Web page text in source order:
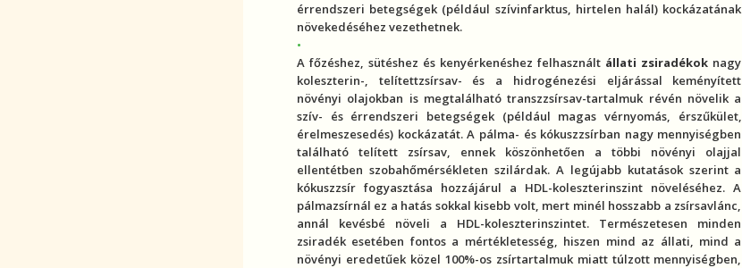
érrendszeri betegségek (például szívinfarktus, hirtelen halál) kockázatának
növekedéséhez vezethetnek.
A főzéshez, sütéshez és kenyérkenéshez felhasznált állati zsiradékok nagy
koleszterin-, telítettzsírsav- és a hidrogénezési eljárással keményített
növényi olajokban is megtalálhatótranszzsírsav-tartalmuk révén növelik a
szív- és érrendszeri betegségek (például magas vérnyomás, érszűkület,
érelmeszesedés) kockázatát. A pálma- és kókuszzsírban nagy mennyiségben
találhatótelített zsírsav, ennek köszönhetően a többi növényi olajjal
ellentétben szobahőmérsékleten szilárdak. A legújabb kutatások szerint a
kókuszzsír fogyasztása hozzájárul a HDL-koleszterinszint növeléséhez. A
pálmazsírnál ez a hatás sokkal kisebb volt, mert minél hosszabb a zsírsavlánc,
annál kevésbé növeli a HDL-koleszterinszintet. Természetesen minden
zsiradék esetében fontos a mértékletesség, hiszen mind az állati, mind a
növényi eredetűek közel 100%-os zsírtartalmuk miatt túlzott mennyiségben,